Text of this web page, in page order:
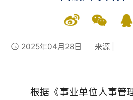
2025年04月28日 来源 |
根据《事业单位人事管